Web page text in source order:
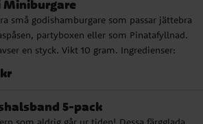
Miniburgare
små godishamburgare som passar jättebra
partyboxen eller som Pinatafyllnad.
en styck. Vikt 10 gram. Ingredienser:
gelningsmedel, pektin, colouring foods
aromer: palmkärnolja, ytbehandlingsmedel:
kr
5-pack